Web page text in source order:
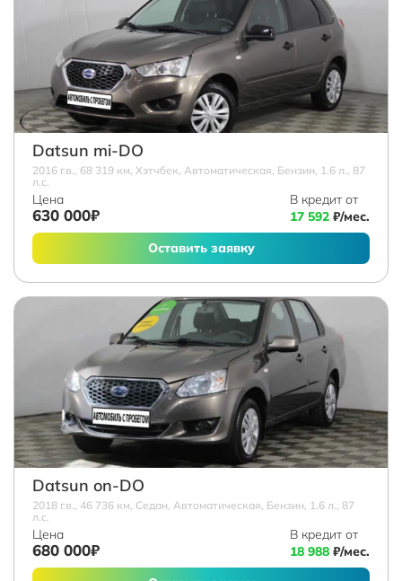
Datsun mi-DO
2016 г.в., 68 319 км, Хэтчбек, Автоматическая, Бензин, 1.6 л., 87
л.с.
Цена
630 000₽
В кредит от
17 592 ₽/мес.
Оставить заявку
Datsun on-DO
2018 г.в., 46 736 км, Седан, Автоматическая, Бензин, 1.6 л., 87
л.с.
Цена
680 000₽
В кредит от
18 988 ₽/мес.